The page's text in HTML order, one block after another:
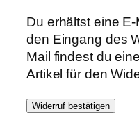
Du erhältst eine
den Eingang des
Mail findest du
Artikel für den
Widerruf bestätigen